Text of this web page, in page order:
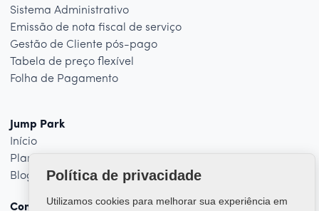
Sistema Administrativo
Emissão de nota fiscal de serviço
Gestão de Cliente pós-pago
Tabela de preço flexível
Folha de Pagamento
Jump Park
Início
Planos
Blog
Contato
Política de privacidade
Utilizamos cookies para melhorar sua experiência em